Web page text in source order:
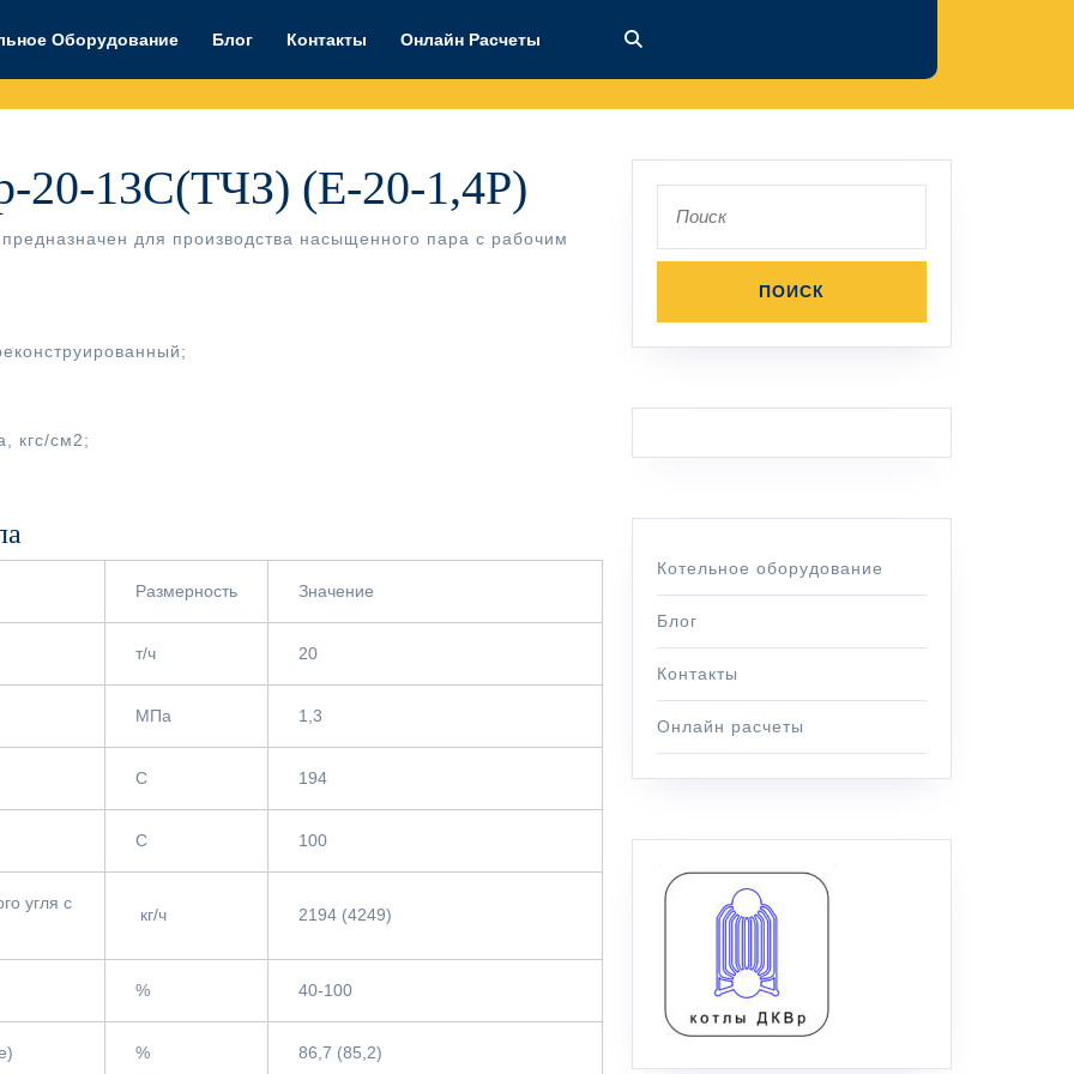
Оборудование Блог Контакты Онлайн Расчеты
20-13С(ТЧЗ) (Е-20-1,4Р)
для производства насыщенного пара с рабочим
кгс/см2;
Размерность Значение
т/ч 20
МПа 1,3
С 194
С 100
угля с
кг/ч 2194 (4249)
% 40-100
% 86,7 (85,2)
по:
Котельное оборудование
Блог
Контакты
Онлайн расчеты